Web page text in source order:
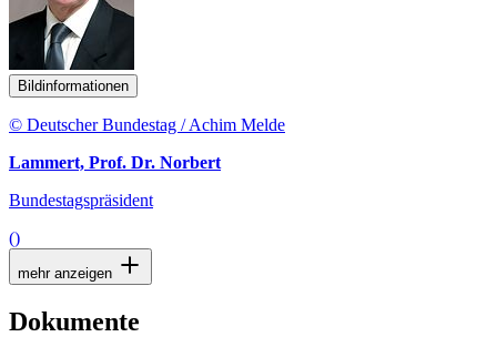
Bildinformationen
© Deutscher Bundestag / Achim Melde
Lammert, Prof. Dr. Norbert
Bundestagspräsident
()
mehr anzeigen
Dokumente